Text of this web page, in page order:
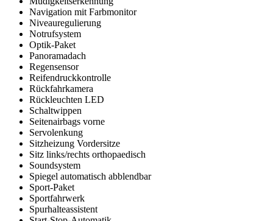
Navigation mit Farbmonitor
Niveauregulierung
Notrufsystem
Optik-Paket
Panoramadach
Regensensor
Reifendruckkontrolle
Rückfahrkamera
Rückleuchten LED
Schaltwippen
Seitenairbags vorne
Servolenkung
Sitzheizung Vordersitze
Sitz links/rechts orthopaedisch
Soundsystem
Spiegel automatisch abblendbar
Sport-Paket
Sportfahrwerk
Spurhalteassistent